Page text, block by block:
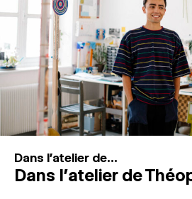
ESPACES DE PRATIQUE
Recherche
Connexion
Dans l'atelier de...
Dans l’atelier de